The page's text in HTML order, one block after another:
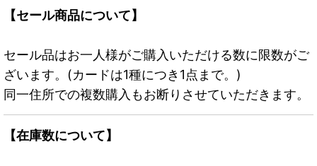
【セール商品について】
セール品はお一人様がご購入いただける数に限数がご
ざいます。(カードは1種につき1点まで。)
同一住所での複数購入もお断りさせていただきます。
【在庫数について】